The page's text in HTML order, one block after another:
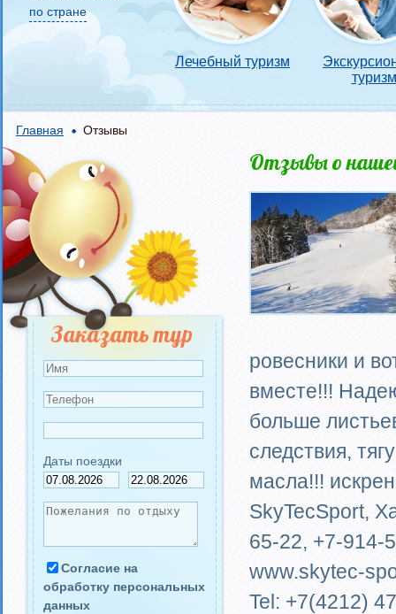
по стране
Лечебный туризм
туризм
Главная Отзывы
Отзывы о
ровесники и
вместе!!!
больше
следствия,
масла!!!
SkyTecSport,
65-22, +7-914-
www.skytec-
Tel: +7(4212)
Страницы
Заказать тур
Даты поездки
Согласие на
обработку персональных
данных